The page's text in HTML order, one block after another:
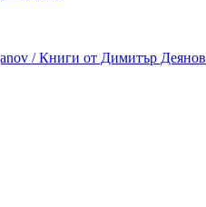
/ Книги от Димитър Деянов